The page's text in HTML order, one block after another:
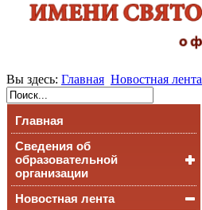
Вы здесь: Главная Новостная лента
Главная
Сведения об
образовательной
организации
Основные сведения
Новостная лента